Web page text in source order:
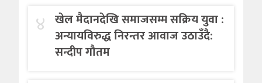
४ खेल मैदानदेखि समाजसम्म सक्रिय युवा :
अन्यायविरुद्ध निरन्तर आवाज उठाउँदै:
सन्दीप गौतम